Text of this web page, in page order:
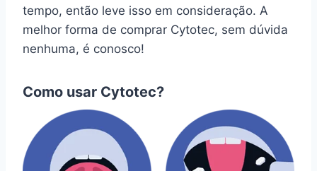
tempo, então leve isso em consideração. A
melhor forma de comprar Cytotec, sem dúvida
nenhuma, é conosco!
Como usar Cytotec?